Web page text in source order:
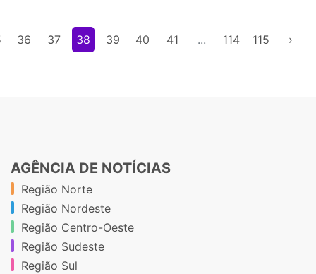
36 37 38 39 40 41 ... 114 115 ›
AGÊNCIA DE NOTÍCIAS
Região Norte
Região Nordeste
Região Centro-Oeste
Região Sudeste
Região Sul